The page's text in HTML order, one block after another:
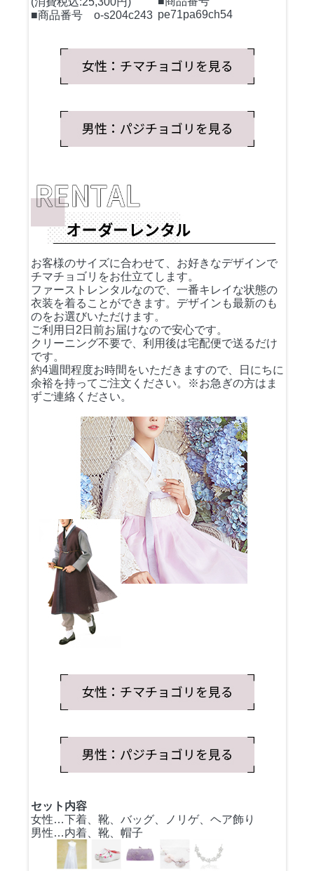
■商品番号 o-s204c243 pe71pa69ch54
お客様のサイズに合わせて、お好きなデザインで
チマチョゴリをお仕立てします。
ファーストレンタルなので、一番キレイな状態の
衣装を着ることができます。デザインも最新のも
のをお選びいただけます。
ご利用日2日前お届けなので安心です。
クリーニング不要で、利用後は宅配便で送るだけ
です。
約4週間程度お時間をいただきますので、日にちに
余裕を持ってご注文ください。※お急ぎの方はま
ずご連絡ください。
セット内容
女性…下着、靴、バッグ、ノリゲ、ヘア飾り
男性…内着、靴、帽子